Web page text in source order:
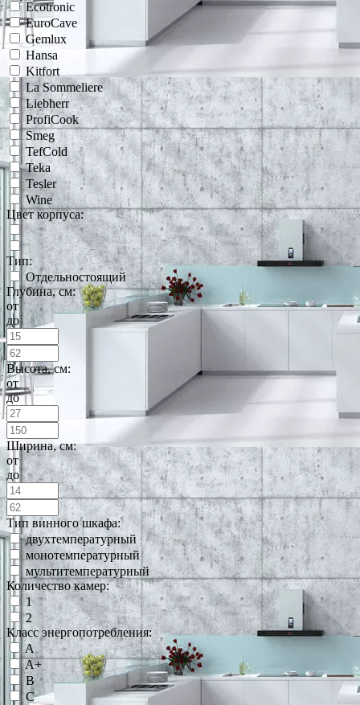
Ecotronic
EuroCave
Gemlux
Hansa
Kitfort
La Sommeliere
Liebherr
ProfiCook
Smeg
TefCold
Teka
Tesler
Wine
Цвет корпуса:
Тип:
Отдельностоящий
Глубина, см:
от
до
Высота, см:
от
до
Ширина, см:
от
до
Тип винного шкафа:
двухтемпературный
монотемпературный
мультитемпературный
Количество камер:
1
2
Класс энергопотребления:
A
A+
B
C